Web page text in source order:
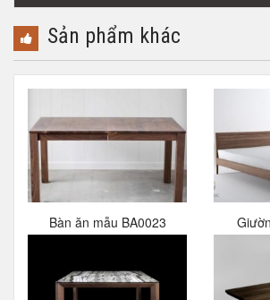
Sản phẩm khác
Bàn ăn mẫu BA0023